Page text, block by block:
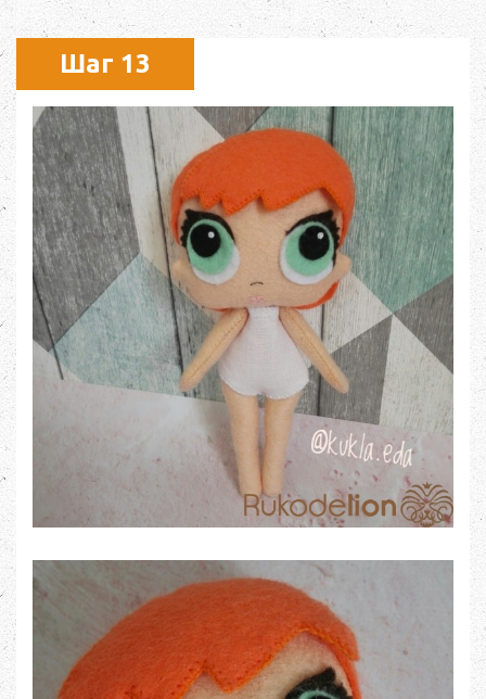
Шаг 13